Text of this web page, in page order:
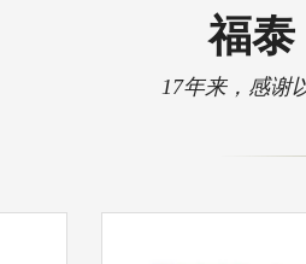
福泰
17年来，感谢